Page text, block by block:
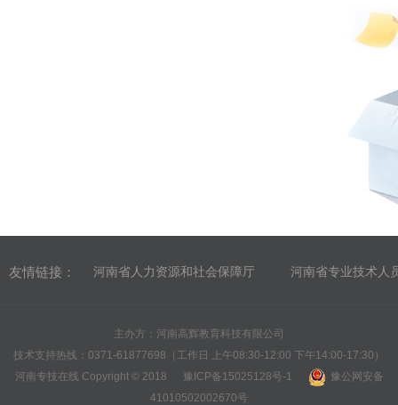
友情链接： 河南省人力资源和社会保障厅 河南省专业技术人
主办方：河南高辉教育科技有限公司
技术支持热线：0371-61877698（工作日 上午08:30-12:00 下午14:00-17:30）
河南专技在线 Copyright © 2018
豫ICP备15025128号-1
豫公网安备
41010502002670号